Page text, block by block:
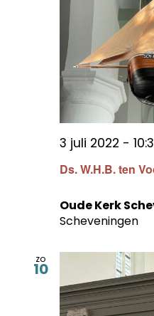
Ds. W.H.B. ten
3 juli 2022 -
Oude Kerk
Scheveningen
zo
10